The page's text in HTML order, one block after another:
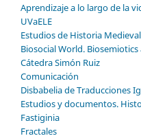
Aprendizaje a lo largo de la
UVaELE
Estudios de Historia Medieval
Biosocial World.
Cátedra Simón Ruiz
Comunicación
Disbabelia de Traducciones
Estudios y documentos.
Fastiginia
Fractales